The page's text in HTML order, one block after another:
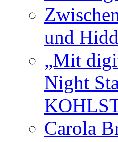
und
„Mit
Night
Carola